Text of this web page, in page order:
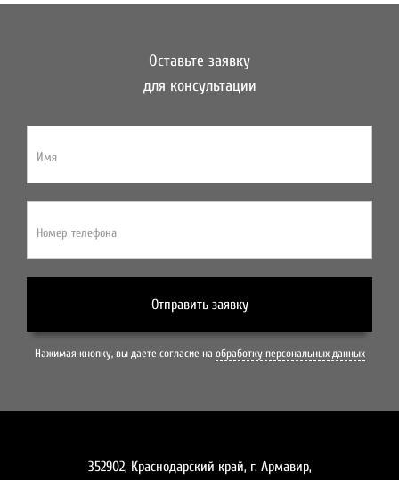
Оставьте заявку
для консультации
Имя
Номер телефона
Отправить заявку
Нажимая кнопку, вы даете согласие на обработку персональных данных
352902, Краснодарский край, г. Армавир,